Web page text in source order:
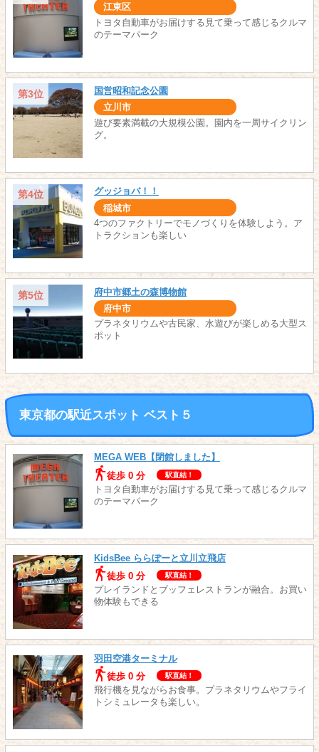
江東区
トヨタ自動車がお届けする見て乗って感じるクルマ
のテーマパーク
第3位 国営昭和記念公園
立川市
遊び要素満載の大規模公園。園内を一周サイクリン
グ。
第4位 グッジョバ！！
稲城市
4つのファクトリーでモノづくりを体験しよう。ア
トラクションも楽しい
第5位 府中市郷土の森博物館
府中市
プラネタリウムや古民家、水遊びが楽しめる大型ス
ポット
東京都の駅近スポット ベスト５
MEGA WEB【閉館しました】
徒歩 0 分
駅直結！
トヨタ自動車がお届けする見て乗って感じるクルマ
のテーマパーク
KidsBee ららぽーと立川立飛店
徒歩 0 分
駅直結！
プレイランドとブッフェレストランが融合。お買い
物体験もできる
羽田空港ターミナル
徒歩 0 分
駅直結！
飛行機を見ながらお食事。プラネタリウムやフライ
トシミュレータも楽しい。